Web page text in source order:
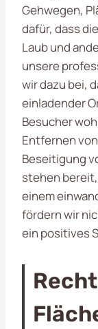
Gehwegen,
dafür, dass
Laub und
unsere
wir dazu bei,
einladender
Besucher
Entfernen
Beseitigung
stehen
einem
fördern wir
ein positives